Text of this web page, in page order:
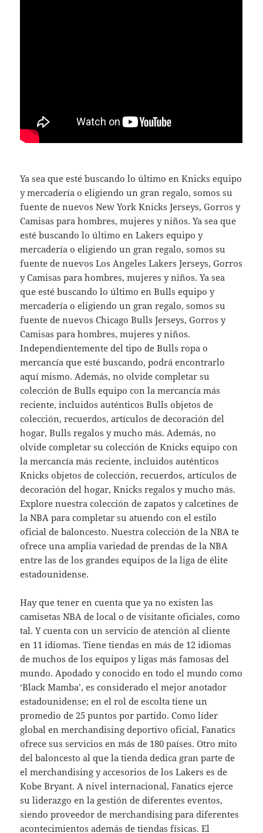
Ya sea que esté buscando lo último en Knicks equipo
y mercadería o eligiendo un gran regalo, somos su
fuente de nuevos New York Knicks Jerseys, Gorros y
Camisas para hombres, mujeres y niños. Ya sea que
esté buscando lo último en Lakers equipo y
mercadería o eligiendo un gran regalo, somos su
fuente de nuevos Los Angeles Lakers Jerseys, Gorros
y Camisas para hombres, mujeres y niños. Ya sea
que esté buscando lo último en Bulls equipo y
mercadería o eligiendo un gran regalo, somos su
fuente de nuevos Chicago Bulls Jerseys, Gorros y
Camisas para hombres, mujeres y niños.
Independientemente del tipo de Bulls ropa o
mercancía que esté buscando, podrá encontrarlo
aquí mismo. Además, no olvide completar su
colección de Bulls equipo con la mercancía más
reciente, incluidos auténticos Bulls objetos de
colección, recuerdos, artículos de decoración del
hogar, Bulls regalos y mucho más. Además, no
olvide completar su colección de Knicks equipo con
la mercancía más reciente, incluidos auténticos
Knicks objetos de colección, recuerdos, artículos de
decoración del hogar, Knicks regalos y mucho más.
Explore nuestra colección de zapatos y calcetines de
la NBA para completar su atuendo con el estilo
oficial de baloncesto. Nuestra colección de la NBA te
ofrece una amplia variedad de prendas de la NBA
entre las de los grandes equipos de la liga de élite
estadounidense.
Hay que tener en cuenta que ya no existen las
camisetas NBA de local o de visitante oficiales, como
tal. Y cuenta con un servicio de atención al cliente
en 11 idiomas. Tiene tiendas en más de 12 idiomas
de muchos de los equipos y ligas más famosas del
mundo. Apodado y conocido en todo el mundo como
‘Black Mamba’, es considerado el mejor anotador
estadounidense; en el rol de escolta tiene un
promedio de 25 puntos por partido. Como líder
global en merchandising deportivo oficial, Fanatics
ofrece sus servicios en más de 180 países. Otro mito
del baloncesto al que la tienda dedica gran parte de
el merchandising y accesorios de los Lakers es de
Kobe Bryant. A nivel internacional, Fanatics ejerce
su liderazgo en la gestión de diferentes eventos,
siendo proveedor de merchandising para diferentes
acontecimientos además de tiendas físicas. El